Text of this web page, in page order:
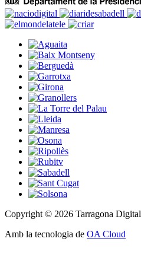
Copyright © 2026 Tarragona Digital
Amb la tecnologia de OA Cloud